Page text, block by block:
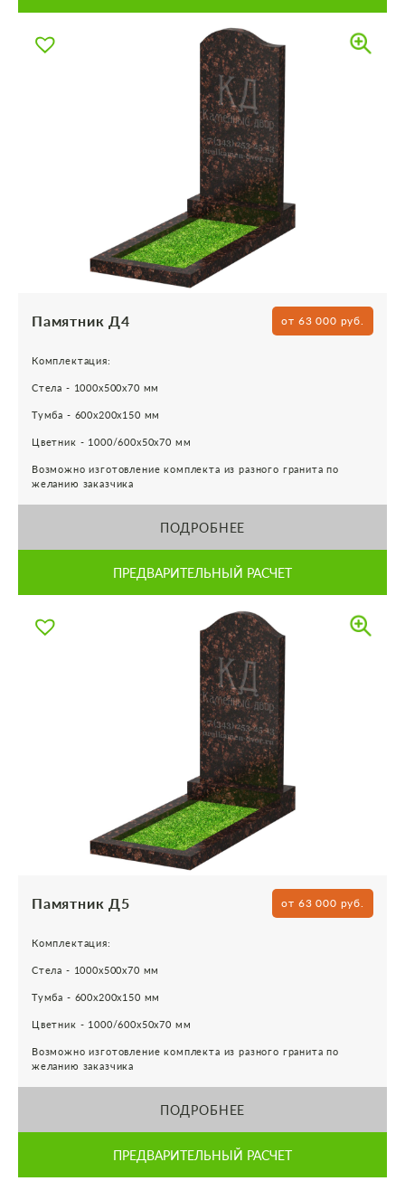
Памятник Д4 от 63 000 руб.
Комплектация:
Стела - 1000х500х70 мм
Тумба - 600х200х150 мм
Цветник - 1000/600х50х70 мм
Возможно изготовление комплекта из разного гранита по
желанию заказчика
ПОДРОБНЕЕ
ПРЕДВАРИТЕЛЬНЫЙ РАСЧЕТ
Памятник Д5 от 63 000 руб.
Комплектация:
Стела - 1000х500х70 мм
Тумба - 600х200х150 мм
Цветник - 1000/600х50х70 мм
Возможно изготовление комплекта из разного гранита по
желанию заказчика
ПОДРОБНЕЕ
ПРЕДВАРИТЕЛЬНЫЙ РАСЧЕТ